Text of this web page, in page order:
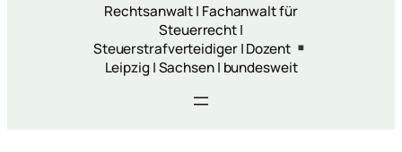
Rechtsanwalt | Fachanwalt für
Steuerrecht |
Steuerstrafverteidiger | Dozent
Leipzig | Sachsen | bundesweit